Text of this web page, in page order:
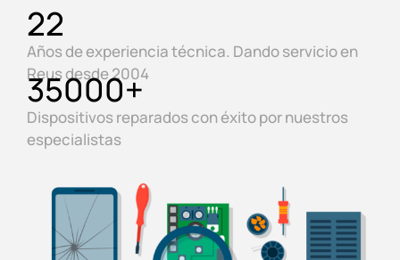
Años de experiencia técnica. Dando servicio en
Reus desde 2004
22
Dispositivos reparados con éxito por nuestros
especialistas
35000+